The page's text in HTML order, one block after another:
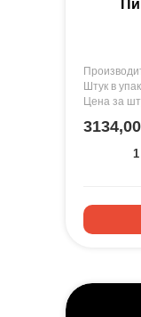
Штук в
Цена за